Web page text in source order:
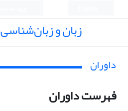
زبان و زبان‌شناسی
داوران
فهرست داوران